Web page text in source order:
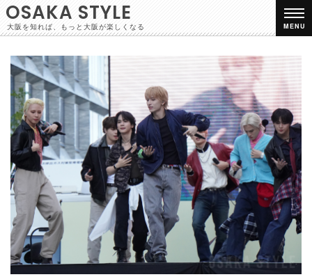
OSAKA STYLE
大阪を知れば、もっと大阪が楽しくなる MENU